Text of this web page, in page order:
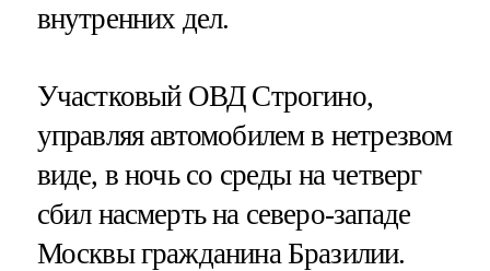
внутренних дел.
Участковый ОВД Строгино,
управляя автомобилем в нетрезвом
виде, в ночь со среды на четверг
сбил насмерть на северо-западе
Москвы гражданина Бразилии.